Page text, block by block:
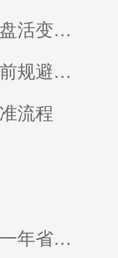
闲置礼服别压箱底，这样盘活变现金
哪些婚纱最容易损耗？提前规避减少损失
流程
礼服发黄、勾丝、破损？一年省下几千块养护法